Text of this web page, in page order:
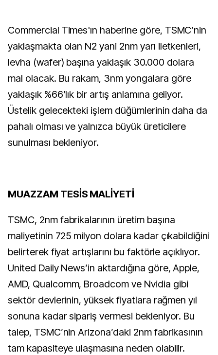
Commercial Times'ın haberine göre, TSMC’nin
yaklaşmakta olan N2 yani 2nm yarı iletkenleri,
levha (wafer) başına yaklaşık 30.000 dolara
mal olacak. Bu rakam, 3nm yongalara göre
yaklaşık %66’lık bir artış anlamına geliyor.
Üstelik gelecekteki işlem düğümlerinin daha da
pahalı olması ve yalnızca büyük üreticilere
sunulması bekleniyor.
MUAZZAM TESİS MALİYETİ
TSMC, 2nm fabrikalarının üretim başına
maliyetinin 725 milyon dolara kadar çıkabildiğini
belirterek fiyat artışlarını bu faktörle açıklıyor.
United Daily News’in aktardığına göre, Apple,
AMD, Qualcomm, Broadcom ve Nvidia gibi
sektör devlerinin, yüksek fiyatlara rağmen yıl
sonuna kadar sipariş vermesi bekleniyor. Bu
talep, TSMC’nin Arizona’daki 2nm fabrikasının
tam kapasiteye ulaşmasına neden olabilir.